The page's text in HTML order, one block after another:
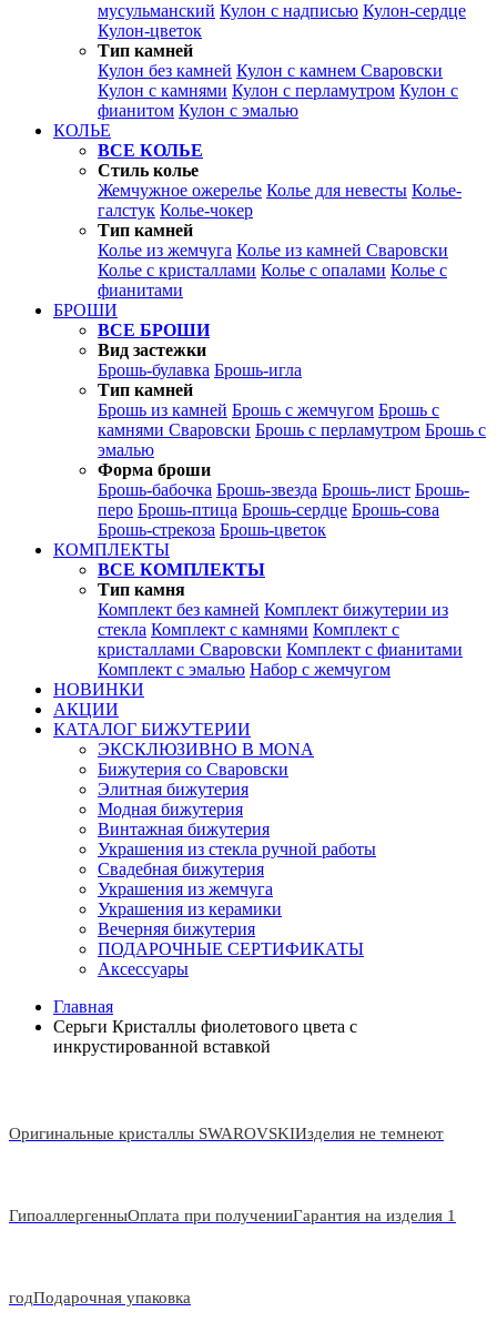
мусульманский Кулон с надписью Кулон-сердце
Кулон-цветок
Тип камней
Кулон без камней Кулон с камнем Сваровски
Кулон с камнями Кулон с перламутром Кулон с
фианитом Кулон с эмалью
КОЛЬЕ
ВСЕ КОЛЬЕ
Стиль колье
Жемчужное ожерелье Колье для невесты Колье-
галстук Колье-чокер
Тип камней
Колье из жемчуга Колье из камней Сваровски
Колье с кристаллами Колье с опалами Колье с
фианитами
БРОШИ
ВСЕ БРОШИ
Вид застежки
Брошь-булавка Брошь-игла
Тип камней
Брошь из камней Брошь с жемчугом Брошь с
камнями Сваровски Брошь с перламутром Брошь с
эмалью
Форма броши
Брошь-бабочка Брошь-звезда Брошь-лист Брошь-
перо Брошь-птица Брошь-сердце Брошь-сова
Брошь-стрекоза Брошь-цветок
КОМПЛЕКТЫ
ВСЕ КОМПЛЕКТЫ
Тип камня
Комплект без камней Комплект бижутерии из
стекла Комплект с камнями Комплект с
кристаллами Сваровски Комплект с фианитами
Комплект с эмалью Набор с жемчугом
НОВИНКИ
АКЦИИ
КАТАЛОГ БИЖУТЕРИИ
ЭКСКЛЮЗИВНО В MONA
Бижутерия со Сваровски
Элитная бижутерия
Модная бижутерия
Винтажная бижутерия
Украшения из стекла ручной работы
Свадебная бижутерия
Украшения из жемчуга
Украшения из керамики
Вечерняя бижутерия
ПОДАРОЧНЫЕ СЕРТИФИКАТЫ
Аксессуары
Главная
Серьги Кристаллы фиолетового цвета с
инкрустированной вставкой
Оригинальные кристаллы SWAROVSKIИзделия не темнеют
ГипоаллергенныОплата при полученииГарантия на изделия 1
годПодарочная упаковка